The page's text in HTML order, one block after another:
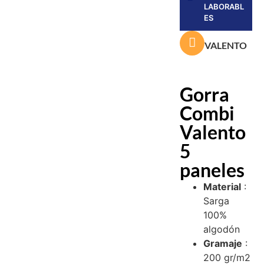
LABORABL
ES
VALENTO
Gorra
Combi
Valento
5
paneles
Material :
Sarga
100%
algodón
Gramaje :
200 gr/m2